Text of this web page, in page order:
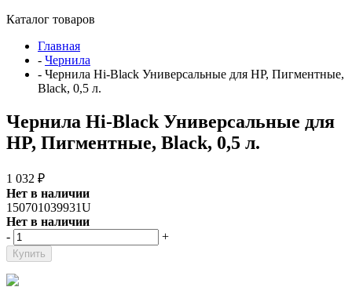
Каталог товаров
Главная
- Чернила
- Чернила Hi-Black Универсальные для HP, Пигментные,
Black, 0,5 л.
Чернила Hi-Black Универсальные для
HP, Пигментные, Black, 0,5 л.
1 032 ₽
Нет в наличии
150701039931U
Нет в наличии
-
+